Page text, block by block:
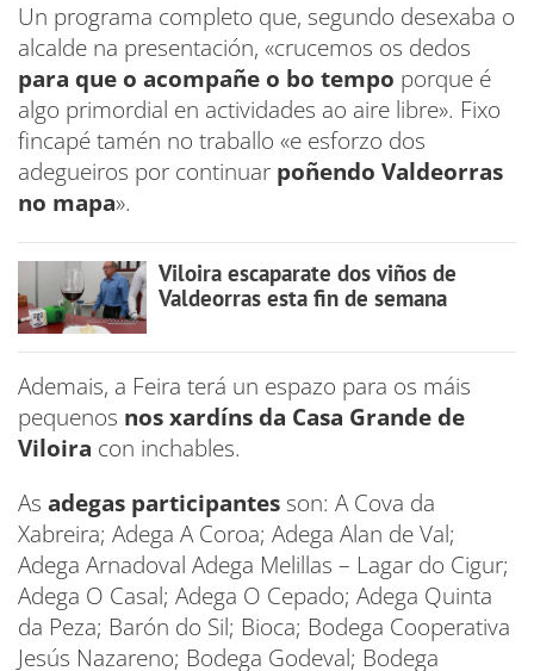
Un programa completo que, segundo desexaba o
alcalde na presentación, «crucemos os dedos
para que o acompañe o bo tempo porque é
algo primordial en actividades ao aire libre». Fixo
fincapé tamén no traballo «e esforzo dos
adegueiros por continuar poñendo Valdeorras
no mapa».
Viloira escaparate dos viños de
Valdeorras esta fin de semana
Ademais, a Feira terá un espazo para os máis
pequenos nos xardíns da Casa Grande de
Viloira con inchables.
As adegas participantes son: A Cova da
Xabreira; Adega A Coroa; Adega Alan de Val;
Adega Arnadoval Adega Melillas – Lagar do Cigur;
Adega O Casal; Adega O Cepado; Adega Quinta
da Peza; Barón do Sil; Bioca; Bodega Cooperativa
Jesús Nazareno; Bodega Godeval; Bodega